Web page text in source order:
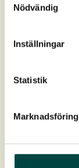
Nödvändig
Inställningar
Statistik
Marknadsföring